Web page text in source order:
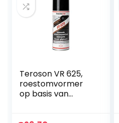
Teroson VR 625,
roestomvormer
op basis van